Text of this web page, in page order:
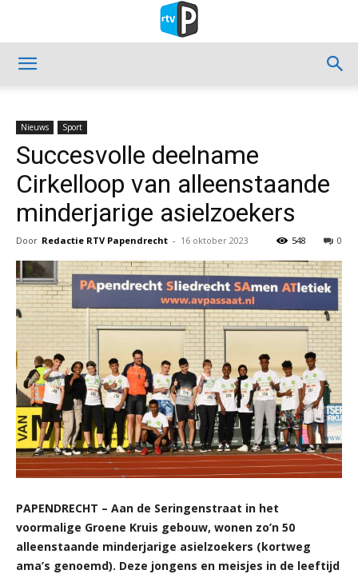
Nieuws Sport
Succesvolle deelname
Cirkelloop van alleenstaande
minderjarige asielzoekers
Door Redactie RTV Papendrecht - 16 oktober 2023 0
548
PAPENDRECHT – Aan de Seringenstraat in het
voormalige Groene Kruis gebouw, wonen zo’n 50
alleenstaande minderjarige asielzoekers (kortweg
ama’s genoemd). Deze jongens en meisjes in de leeftijd